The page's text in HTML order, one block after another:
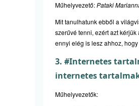
Műhelyvezető:Pataki
Mit tanulhatunk ebből a
szerűvé tenni, ezért azt
ennyi elég is lesz ahhoz,
3. #Internetes
internetes
Műhelyvezetők: